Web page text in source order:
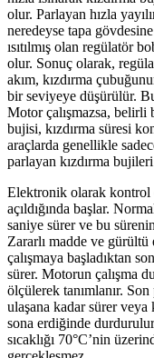
olur. Parlayan hızla
neredeyse tapa
ısıtılmış olan regülatör
olur. Sonuç olarak,
akım, kızdırma
bir seviyeye düşürülür.
Motor çalışmazsa, belirli
bujisi, kızdırma süresi
araçlarda genellikle
parlayan kızdırma
Elektronik olarak kontrol
açıldığında başlar.
saniye sürer ve bu
Zararlı madde ve
çalışmaya başladıktan
sürer. Motorun çalışma
ölçülerek tanımlanır. Son
ulaşana kadar sürer
sona erdiğinde
sıcaklığı 70°C’nin